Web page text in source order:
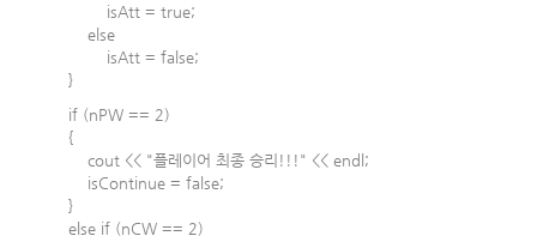
isAtt = true;
else
isAtt = false;
}
if (nPW == 2)
{
cout << "플레이어 최종 승리!!!" << endl;
isContinue = false;
}
else if (nCW == 2)